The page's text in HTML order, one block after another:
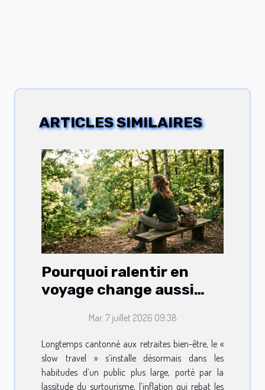
ARTICLES SIMILAIRES
Pourquoi ralentir en
voyage change aussi
Mar. 7 juillet 2026 09:38
Longtemps cantonné aux retraites bien-être, le «
slow travel » s’installe désormais dans les
habitudes d’un public plus large, porté par la
lassitude du surtourisme, l’inflation qui rebat les